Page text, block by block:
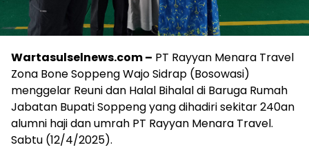
Wartasulselnews.com – PT Rayyan Menara Travel
Zona Bone Soppeng Wajo Sidrap (Bosowasi)
menggelar Reuni dan Halal Bihalal di Baruga Rumah
Jabatan Bupati Soppeng yang dihadiri sekitar 240an
alumni haji dan umrah PT Rayyan Menara Travel.
Sabtu (12/4/2025).